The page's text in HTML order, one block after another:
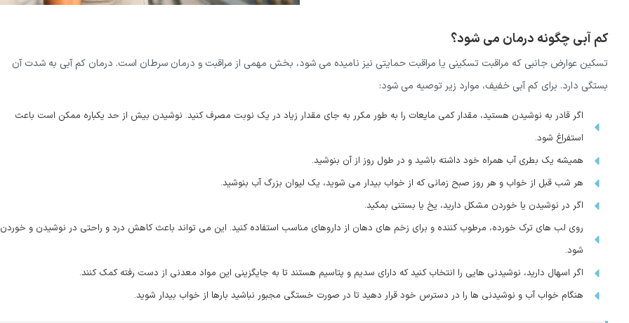
کم آبی چگونه درمان می شود؟
تسکین عوارض جانبی که مراقبت تسکینی یا مراقبت حمایتی نیز نامیده می شود، بخش مهمی از مراقبت و درمان سرطان است. درمان کم آبی به شدت آن
بستگی دارد. برای کم آبی خفیف، موارد زیر توصیه می شود:
اگر قادر به نوشیدن هستید، مقدار کمی مایعات را به طور مکرر به جای مقدار زیاد در یک نوبت مصرف کنید. نوشیدن بیش از حد یکباره ممکن است باعث
استفراغ شود.
همیشه یک بطری آب همراه خود داشته باشید و در طول روز از آن بنوشید.
هر شب قبل از خواب و هر روز صبح زمانی که از خواب بیدار می شوید، یک لیوان بزرگ آب بنوشید.
اگر در نوشیدن یا خوردن مشکل دارید، یخ یا بستنی بمکید.
روی لب های ترک خورده، مرطوب کننده و برای زخم های دهان از داروهای مناسب استفاده کنید. این می تواند باعث کاهش درد و راحتی در نوشیدن و خوردن
شود.
اگر اسهال دارید، نوشیدنی هایی را انتخاب کنید که دارای سدیم و پتاسیم هستند تا به جایگزینی این مواد معدنی از دست رفته کمک کنند.
هنگام خواب آب و نوشیدنی ها را در دسترس خود قرار دهید تا در صورت خستگی مجبور نباشید بارها از خواب بیدار شوید.